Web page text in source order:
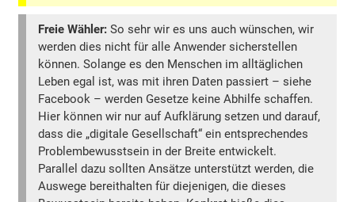
Freie Wähler: So sehr wir es uns auch wünschen, wir
werden dies nicht für alle Anwender sicherstellen
können. Solange es den Menschen im alltäglichen
Leben egal ist, was mit ihren Daten passiert – siehe
Facebook – werden Gesetze keine Abhilfe schaffen.
Hier können wir nur auf Aufklärung setzen und darauf,
dass die „digitale Gesellschaft“ ein entsprechendes
Problembewusstsein in der Breite entwickelt.
Parallel dazu sollten Ansätze unterstützt werden, die
Auswege bereithalten für diejenigen, die dieses